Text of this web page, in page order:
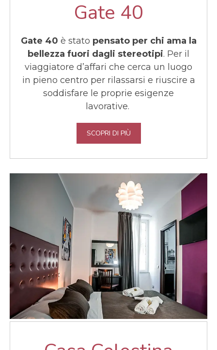
Gate 40
Gate 40 è stato pensato per chi ama la
bellezza fuori dagli stereotipi. Per il
viaggiatore d’affari che cerca un luogo
in pieno centro per rilassarsi e riuscire a
soddisfare le proprie esigenze
lavorative.
SCOPRI DI PIÙ